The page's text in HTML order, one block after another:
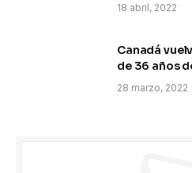
18 abril, 2022
Canadá
de 36 años
28 marzo, 2022